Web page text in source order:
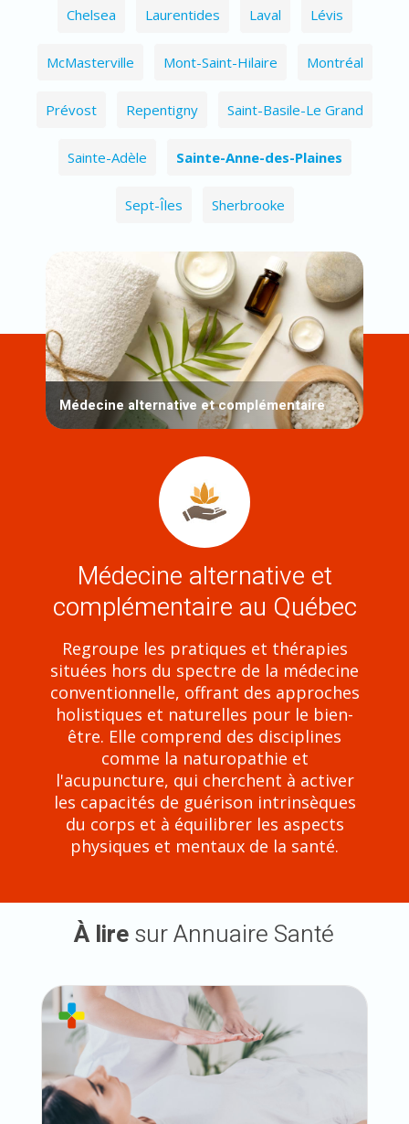
Chelsea Laurentides Laval Lévis
McMasterville Mont-Saint-Hilaire Montréal
Prévost Repentigny Saint-Basile-Le Grand
Sainte-Adèle Sainte-Anne-des-Plaines
Sept-Îles Sherbrooke
Médecine alternative et complémentaire
Médecine alternative et
complémentaire au Québec
Regroupe les pratiques et thérapies
situées hors du spectre de la médecine
conventionnelle, offrant des approches
holistiques et naturelles pour le bien-
être. Elle comprend des disciplines
comme la naturopathie et
l'acupuncture, qui cherchent à activer
les capacités de guérison intrinsèques
du corps et à équilibrer les aspects
physiques et mentaux de la santé.
À liresur Annuaire Santé